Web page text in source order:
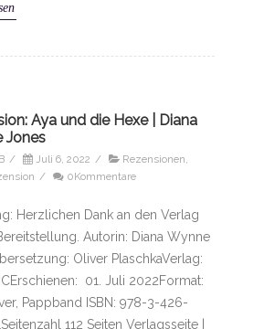
Aya und die Hexe | Diana
Jones
/ Juli 6, 2022 / Rezensionen,
/ 0Kommentare
Herzlichen Dank an den Verlag
Autorin: Diana Wynne
Oliver PlaschkaVerlag:
01. Juli 2022Format:
Pappband ISBN: 978-3-426-
112 Seiten Verlagsseite |